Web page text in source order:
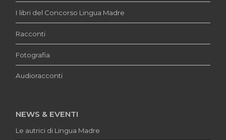
I libri del Concorso Lingua Madre
Racconti
Fotografia
Audioracconti
NEWS & EVENTI
Le autrici di Lingua Madre